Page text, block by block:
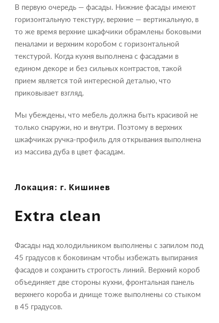
В первую очередь — фасады. Нижние фасады имеют
горизонтальную текстуру, верхние — вертикальную, в
то же время верхние шкафчики обрамлены боковыми
пеналами и верхним коробом с горизонтальной
текстурой. Когда кухня выполнена с фасадами в
едином декоре и без сильных контрастов, такой
прием является той интересной деталью, что
приковывает взгляд.
Мы убеждены, что мебель должна быть красивой не
только снаружи, но и внутри. Поэтому в верхних
шкафчиках ручка-профиль для открывания выполнена
из массива дуба в цвет фасадам.
Локация: г. Кишинев
Extra clean
Фасады над холодильником выполнены с запилом под
45 градусов к боковинам чтобы избежать выпирания
фасадов и сохранить строгость линий. Верхний короб
объединяет две стороны кухни, фронтальная панель
верхнего короба и днище тоже выполнены со стыком
в 45 градусов.